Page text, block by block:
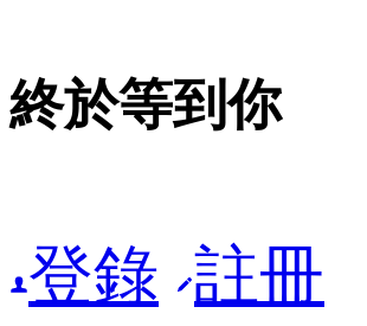
終於等到你
登錄 註冊